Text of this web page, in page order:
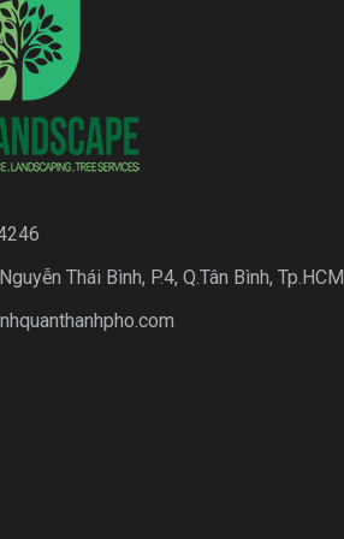
Thái Bình, P.4, Q.Tân Bình, Tp.HCM